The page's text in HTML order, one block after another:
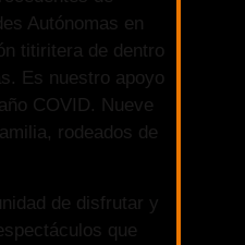
Autónomas en
titiritera de dentro
Es nuestro apoyo
COVID. Nueve
rodeados de
de disfrutar y
que